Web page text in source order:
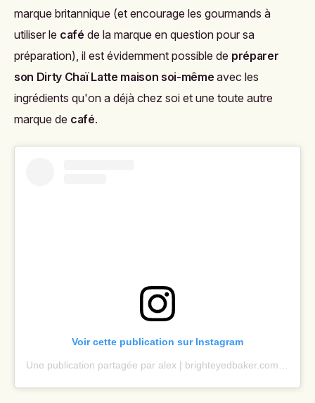
marque britannique (et encourage les gourmands à
utiliser le café de la marque en question pour sa
préparation), il est évidemment possible de préparer
son Dirty Chaï Latte maison soi-même avec les
ingrédients qu'on a déjà chez soi et une toute autre
marque de café.
Voir cette publication sur Instagram